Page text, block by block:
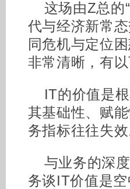
这场由Z总的
代与经济新常
同危机与定位
非常清晰，有以
IT的价值是
其基础性、赋
务指标往往失效
与业务的深
务谈IT价值是